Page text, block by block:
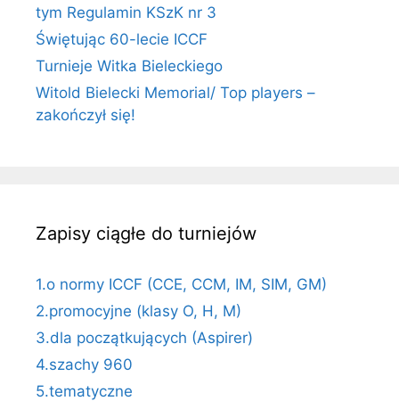
tym Regulamin KSzK nr 3
Świętując 60-lecie ICCF
Turnieje Witka Bieleckiego
Witold Bielecki Memorial/ Top players –
zakończył się!
Zapisy ciągłe do turniejów
1.o normy ICCF (CCE, CCM, IM, SIM, GM)
2.promocyjne (klasy O, H, M)
3.dla początkujących (Aspirer)
4.szachy 960
5.tematyczne